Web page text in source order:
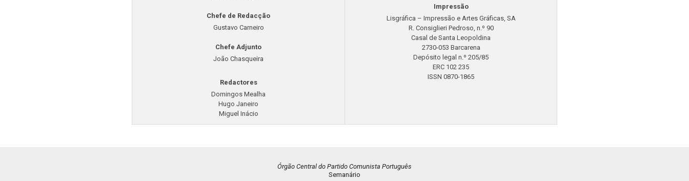
Chefe de Redacção
Gustavo Carneiro
Chefe Adjunto
João Chasqueira
Redactores
Domingos Mealha
Hugo Janeiro
Miguel Inácio
Impressão
Lisgráfica – Impressão e Artes Gráficas, SA
R. Consiglieri Pedroso, n.º 90
Casal de Santa Leopoldina
2730-053 Barcarena
Depósito legal n.º 205/85
ERC 102 235
ISSN 0870-1865
Órgão Central do Partido Comunista Português
Semanário